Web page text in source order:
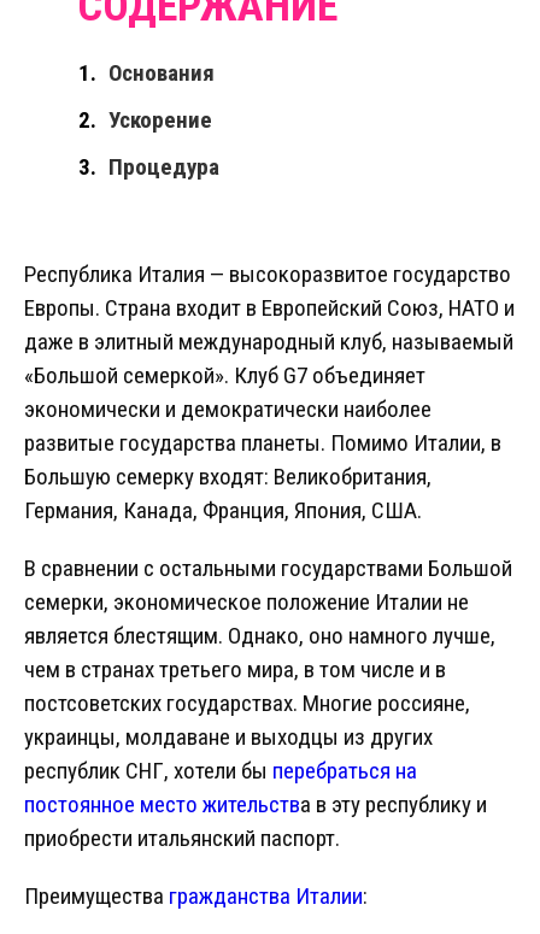
Основания
Ускорение
Процедура
Республика Италия — высокоразвитое государство
Европы. Страна входит в Европейский Союз, НАТО и
даже в элитный международный клуб, называемый
«Большой семеркой». Клуб G7 объединяет
экономически и демократически наиболее
развитые государства планеты. Помимо Италии, в
Большую семерку входят: Великобритания,
Германия, Канада, Франция, Япония, США.
В сравнении с остальными государствами Большой
семерки, экономическое положение Италии не
является блестящим. Однако, оно намного лучше,
чем в странах третьего мира, в том числе и в
постсоветских государствах. Многие россияне,
украинцы, молдаване и выходцы из других
республик СНГ, хотели бы перебраться на
постоянное место жительства в эту республику и
приобрести итальянский паспорт.
Преимущества гражданства Италии: